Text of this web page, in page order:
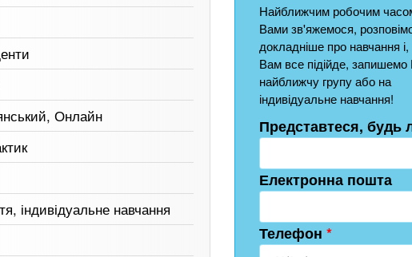
Онлайн
індивідуальне навчання
Найближчим робочим
Вами зв'яжемося,
докладніше про навчання
Вам все підійде, запишемо
найближчу групу або на
індивідуальне навчання!
Представтеся, будь
Електронна пошта
Телефон *